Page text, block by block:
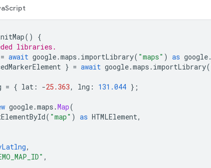
()
{
libraries.
= await google.maps . importLibrary( "maps" ) as google.
} = await google.maps . importLibrary(
= { lat : -25.363, lng : 131.044 };
google.maps .Map(
( "map" ) as HTMLElement,
,
,